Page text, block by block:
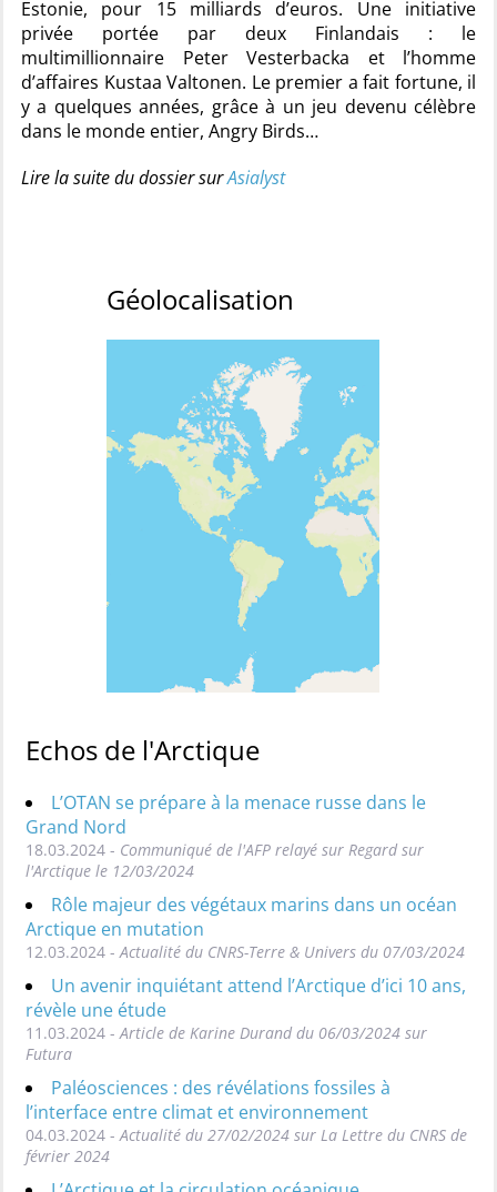
Estonie, pour 15 milliards d’euros. Une initiative
privée portée par deux Finlandais : le
multimillionnaire Peter Vesterbacka et l’homme
d’affaires Kustaa Valtonen. Le premier a fait fortune, il
y a quelques années, grâce à un jeu devenu célèbre
dans le monde entier, Angry Birds…
Lire la suite du dossier surAsialyst
Géolocalisation
Echos de l'Arctique
L’OTAN se prépare à la menace russe dans le
Grand Nord
18.03.2024 - Communiqué de l'AFP relayé sur Regard sur
l'Arctique le 12/03/2024
Rôle majeur des végétaux marins dans un océan
Arctique en mutation
12.03.2024 - Actualité du CNRS-Terre & Univers du 07/03/2024
Un avenir inquiétant attend l’Arctique d’ici 10 ans,
révèle une étude
11.03.2024 - Article de Karine Durand du 06/03/2024 sur
Futura
Paléosciences : des révélations fossiles à
l’interface entre climat et environnement
04.03.2024 - Actualité du 27/02/2024 sur La Lettre du CNRS de
février 2024